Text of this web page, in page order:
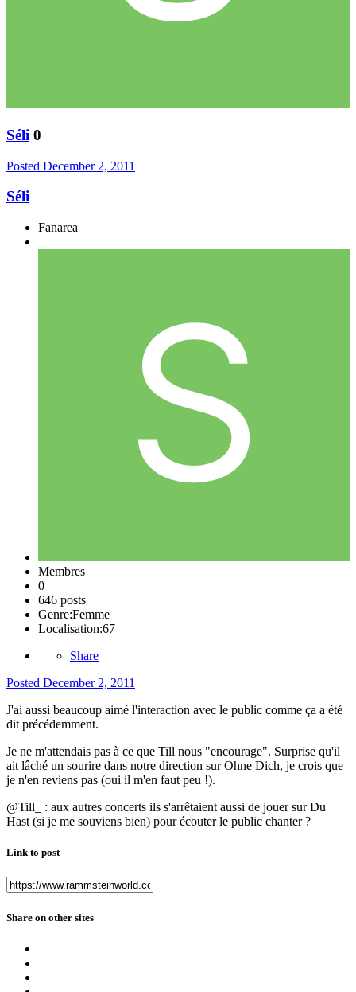
Séli 0
Posted December 2, 2011
Séli
Fanarea
Membres
0
646 posts
Genre:Femme
Localisation:67
Share
Posted December 2, 2011
J'ai aussi beaucoup aimé l'interaction avec le public comme ça a été
dit précédemment.
Je ne m'attendais pas à ce que Till nous "encourage". Surprise qu'il
ait lâché un sourire dans notre direction sur Ohne Dich, je crois que
je n'en reviens pas (oui il m'en faut peu !).
@Till_ : aux autres concerts ils s'arrêtaient aussi de jouer sur Du
Hast (si je me souviens bien) pour écouter le public chanter ?
Link to post
Share on other sites